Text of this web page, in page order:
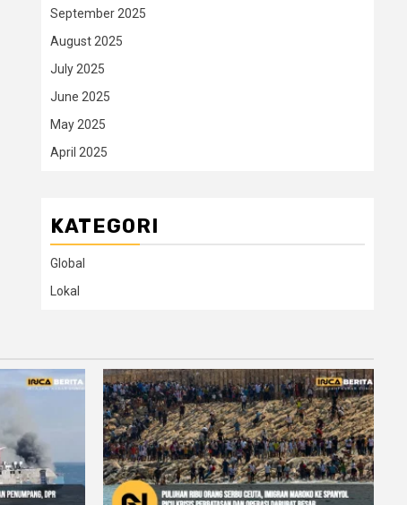
September 2025
August 2025
July 2025
June 2025
May 2025
April 2025
KATEGORI
Global
Lokal